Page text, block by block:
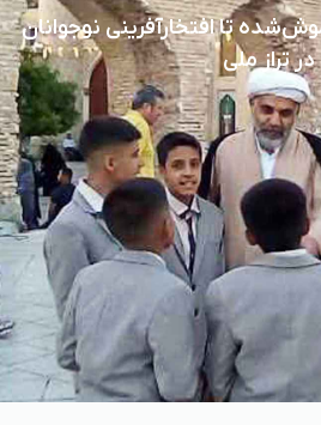
تا افتخارآفرینی نوجوانان
در تراز ملی